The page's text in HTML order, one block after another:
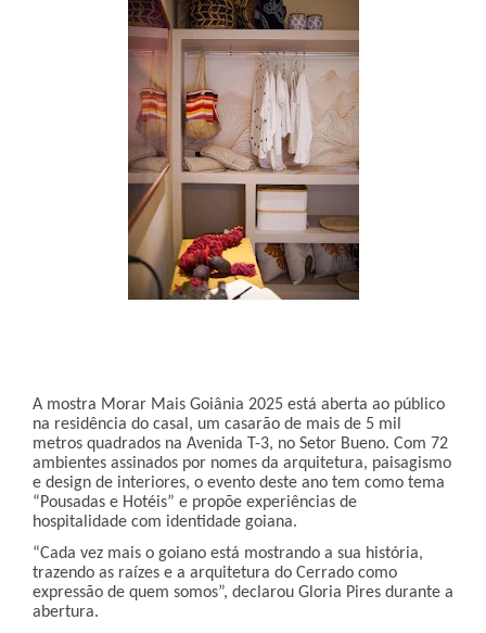
A mostra Morar Mais Goiânia 2025 está aberta ao público
na residência do casal, um casarão de mais de 5 mil
metros quadrados na Avenida T-3, no Setor Bueno. Com 72
ambientes assinados por nomes da arquitetura, paisagismo
e design de interiores, o evento deste ano tem como tema
“Pousadas e Hotéis” e propõe experiências de
hospitalidade com identidade goiana.
“Cada vez mais o goiano está mostrando a sua história,
trazendo as raízes e a arquitetura do Cerrado como
expressão de quem somos”, declarou Gloria Pires durante a
abertura.